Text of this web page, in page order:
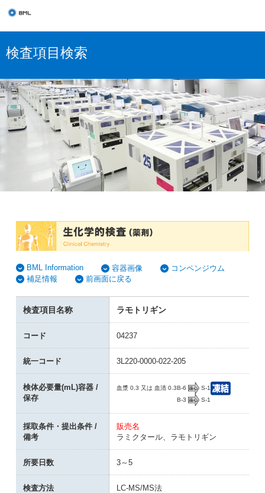
検査項目検索
BML Information 容器画像
コンペンジウム
補足情報
前画面に戻る
検査項目名称 ラモトリギン
コード 04237
統一コード 3L220-0000-022-205
検体必要量(mL)容器 /
保存
血漿 0.3 又は 血清 0.3B-6
S-1
B-3
S-1
採取条件・提出条件 /
備考
販売名
ラミクタール、ラモトリギン
所要日数 3～5
検査方法 LC-MS/MS法